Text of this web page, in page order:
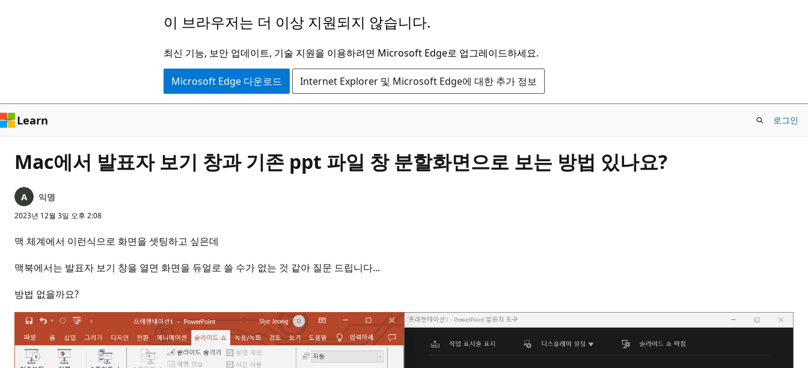
로
건
너
뛰
기
이 브라우저는 더 이상 지원되지 않습니다.
최신 기능, 보안 업데이트, 기술 지원을 이용하려면 Microsoft Edge로 업그레이드하세요.
Microsoft Edge 다운로드 Internet Explorer 및 Microsoft Edge에 대한 추가 정보
Learn 로그인
Mac에서 발표자 보기 창과 기존 ppt 파일 창 분할화면으로 보는 방법 있나요?
익명
2023년 12월 3일 오후 2:08
맥 체계에서 이런식으로 화면을 셋팅하고 싶은데
맥북에서는 발표자 보기 창을 열면 화면을 듀얼로 쓸 수가 없는 것 같아 질문 드립니다...
방법 없을까요?